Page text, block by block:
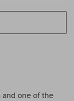
and one of the